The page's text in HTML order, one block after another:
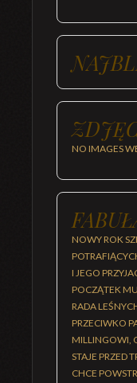
NO IMAGES
NOWY ROK
I JEGO
POCZĄTEK
RADA
PRZECIWKO
MILLINGOWI,
STAJE PRZED
CHCE